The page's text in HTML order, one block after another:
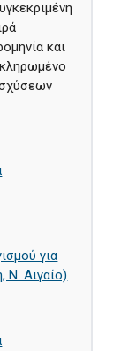
και
για
Ν. Αιγαίο)